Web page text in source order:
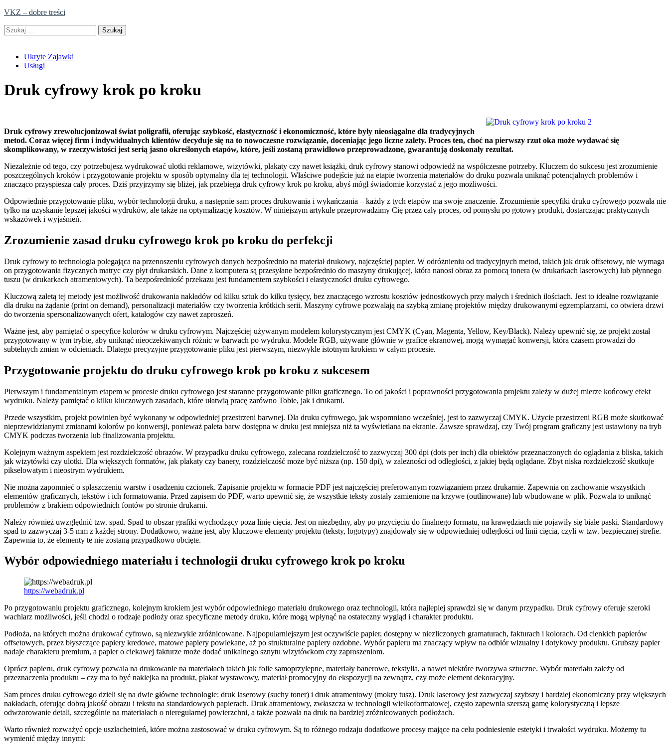
Skip
content
VKZ – dobre treści
Szukaj:
Ukryte Zajawki
Usługi
Druk cyfrowy krok po kroku
Druk cyfrowy zrewolucjonizował świat poligrafii, oferując szybkość, elastyczność i ekonomiczność, które były nieosiągalne dla tradycyjnych
metod. Coraz więcej firm i indywidualnych klientów decyduje się na to nowoczesne rozwiązanie, doceniając jego liczne zalety. Proces ten, choć na pierwszy rzut oka może wydawać się
skomplikowany, w rzeczywistości jest serią jasno określonych etapów, które, jeśli zostaną prawidłowo przeprowadzone, gwarantują doskonały rezultat.
Niezależnie od tego, czy potrzebujesz wydrukować ulotki reklamowe, wizytówki, plakaty czy nawet książki, druk cyfrowy stanowi odpowiedź na współczesne potrzeby. Kluczem do sukcesu jest zrozumienie
poszczególnych kroków i przygotowanie projektu w sposób optymalny dla tej technologii. Właściwe podejście już na etapie tworzenia materiałów do druku pozwala uniknąć potencjalnych problemów i
znacząco przyspiesza cały proces. Dziś przyjrzymy się bliżej, jak przebiega druk cyfrowy krok po kroku, abyś mógł świadomie korzystać z jego możliwości.
Odpowiednie przygotowanie pliku, wybór technologii druku, a następnie sam proces drukowania i wykańczania – każdy z tych etapów ma swoje znaczenie. Zrozumienie specyfiki druku cyfrowego pozwala nie
tylko na uzyskanie lepszej jakości wydruków, ale także na optymalizację kosztów. W niniejszym artykule przeprowadzimy Cię przez cały proces, od pomysłu po gotowy produkt, dostarczając praktycznych
wskazówek i wyjaśnień.
Zrozumienie zasad druku cyfrowego krok po kroku do perfekcji
Druk cyfrowy to technologia polegająca na przenoszeniu cyfrowych danych bezpośrednio na materiał drukowy, najczęściej papier. W odróżnieniu od tradycyjnych metod, takich jak druk offsetowy, nie wymaga
on przygotowania fizycznych matryc czy płyt drukarskich. Dane z komputera są przesyłane bezpośrednio do maszyny drukującej, która nanosi obraz za pomocą tonera (w drukarkach laserowych) lub płynnego
tuszu (w drukarkach atramentowych). Ta bezpośredniość przekazu jest fundamentem szybkości i elastyczności druku cyfrowego.
Kluczową zaletą tej metody jest możliwość drukowania nakładów od kilku sztuk do kilku tysięcy, bez znaczącego wzrostu kosztów jednostkowych przy małych i średnich ilościach. Jest to idealne rozwiązanie
dla druku na żądanie (print on demand), personalizacji materiałów czy tworzenia krótkich serii. Maszyny cyfrowe pozwalają na szybką zmianę projektów między drukowanymi egzemplarzami, co otwiera drzwi
do tworzenia spersonalizowanych ofert, katalogów czy nawet zaproszeń.
Ważne jest, aby pamiętać o specyfice kolorów w druku cyfrowym. Najczęściej używanym modelem kolorystycznym jest CMYK (Cyan, Magenta, Yellow, Key/Black). Należy upewnić się, że projekt został
przygotowany w tym trybie, aby uniknąć nieoczekiwanych różnic w barwach po wydruku. Modele RGB, używane głównie w grafice ekranowej, mogą wymagać konwersji, która czasem prowadzi do
subtelnych zmian w odcieniach. Dlatego precyzyjne przygotowanie pliku jest pierwszym, niezwykle istotnym krokiem w całym procesie.
Przygotowanie projektu do druku cyfrowego krok po kroku z sukcesem
Pierwszym i fundamentalnym etapem w procesie druku cyfrowego jest staranne przygotowanie pliku graficznego. To od jakości i poprawności przygotowania projektu zależy w dużej mierze końcowy efekt
wydruku. Należy pamiętać o kilku kluczowych zasadach, które ułatwią pracę zarówno Tobie, jak i drukarni.
Przede wszystkim, projekt powinien być wykonany w odpowiedniej przestrzeni barwnej. Dla druku cyfrowego, jak wspomniano wcześniej, jest to zazwyczaj CMYK. Użycie przestrzeni RGB może skutkować
nieprzewidzianymi zmianami kolorów po konwersji, ponieważ paleta barw dostępna w druku jest mniejsza niż ta wyświetlana na ekranie. Zawsze sprawdzaj, czy Twój program graficzny jest ustawiony na tryb
CMYK podczas tworzenia lub finalizowania projektu.
Kolejnym ważnym aspektem jest rozdzielczość obrazów. W przypadku druku cyfrowego, zalecana rozdzielczość to zazwyczaj 300 dpi (dots per inch) dla obiektów przeznaczonych do oglądania z bliska, takich
jak wizytówki czy ulotki. Dla większych formatów, jak plakaty czy banery, rozdzielczość może być niższa (np. 150 dpi), w zależności od odległości, z jakiej będą oglądane. Zbyt niska rozdzielczość skutkuje
pikselowatym i nieostrym wydrukiem.
Nie można zapomnieć o spłaszczeniu warstw i osadzeniu czcionek. Zapisanie projektu w formacie PDF jest najczęściej preferowanym rozwiązaniem przez drukarnie. Zapewnia on zachowanie wszystkich
elementów graficznych, tekstów i ich formatowania. Przed zapisem do PDF, warto upewnić się, że wszystkie teksty zostały zamienione na krzywe (outlinowane) lub wbudowane w plik. Pozwala to uniknąć
problemów z brakiem odpowiednich fontów po stronie drukarni.
Należy również uwzględnić tzw. spad. Spad to obszar grafiki wychodzący poza linię cięcia. Jest on niezbędny, aby po przycięciu do finalnego formatu, na krawędziach nie pojawiły się białe paski. Standardowy
spad to zazwyczaj 3-5 mm z każdej strony. Dodatkowo, ważne jest, aby kluczowe elementy projektu (teksty, logotypy) znajdowały się w odpowiedniej odległości od linii cięcia, czyli w tzw. bezpiecznej strefie.
Zapewnia to, że elementy te nie zostaną przypadkowo obcięte.
Wybór odpowiedniego materiału i technologii druku cyfrowego krok po kroku
https://webadruk.pl
Po przygotowaniu projektu graficznego, kolejnym krokiem jest wybór odpowiedniego materiału drukowego oraz technologii, która najlepiej sprawdzi się w danym przypadku. Druk cyfrowy oferuje szeroki
wachlarz możliwości, jeśli chodzi o rodzaje podłoży oraz specyficzne metody druku, które mogą wpłynąć na ostateczny wygląd i charakter produktu.
Podłoża, na których można drukować cyfrowo, są niezwykle zróżnicowane. Najpopularniejszym jest oczywiście papier, dostępny w niezliczonych gramaturach, fakturach i kolorach. Od cienkich papierów
offsetowych, przez błyszczące papiery kredowe, matowe papiery powlekane, aż po strukturalne papiery ozdobne. Wybór papieru ma znaczący wpływ na odbiór wizualny i dotykowy produktu. Grubszy papier
nadaje charakteru premium, a papier o ciekawej fakturze może dodać unikalnego sznytu wizytówkom czy zaproszeniom.
Oprócz papieru, druk cyfrowy pozwala na drukowanie na materiałach takich jak folie samoprzylepne, materiały banerowe, tekstylia, a nawet niektóre tworzywa sztuczne. Wybór materiału zależy od
przeznaczenia produktu – czy ma to być naklejka na produkt, plakat wystawowy, materiał promocyjny do ekspozycji na zewnątrz, czy może element dekoracyjny.
Sam proces druku cyfrowego dzieli się na dwie główne technologie: druk laserowy (suchy toner) i druk atramentowy (mokry tusz). Druk laserowy jest zazwyczaj szybszy i bardziej ekonomiczny przy większych
nakładach, oferując dobrą jakość obrazu i tekstu na standardowych papierach. Druk atramentowy, zwłaszcza w technologii wielkoformatowej, często zapewnia szerszą gamę kolorystyczną i lepsze
odwzorowanie detali, szczególnie na materiałach o nieregularnej powierzchni, a także pozwala na druk na bardziej zróżnicowanych podłożach.
Warto również rozważyć opcje uszlachetnień, które można zastosować w druku cyfrowym. Są to różnego rodzaju dodatkowe procesy mające na celu podniesienie estetyki i trwałości wydruku. Możemy tu
wymienić między innymi: